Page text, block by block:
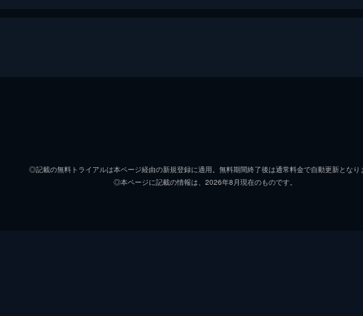
チョウ・ルイ
◎記載の無料トライアルは本ページ経由の新規登録に適用。無料期間終了後は通常料金で自動更新となり
◎本ページに記載の情報は、2026年8月現在のものです。